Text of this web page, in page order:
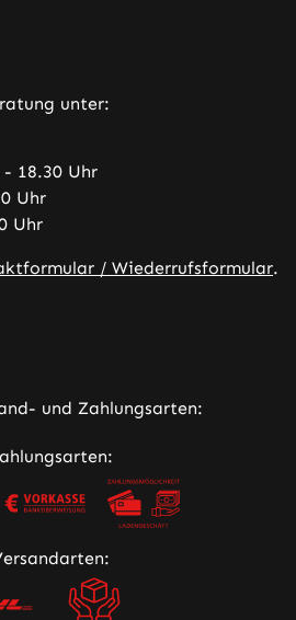
unter:
- 18.30 Uhr
Uhr
Uhr
/ Wiederrufsformular.
– öffnet in neuem Tab
und Zahlungsarten: